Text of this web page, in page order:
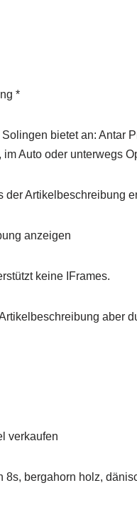
*
bietet an: Antar
im Auto oder unterwegs
der Artikelbeschreibung
anzeigen
keine IFrames.
aber
verkaufen
8s, bergahorn holz,